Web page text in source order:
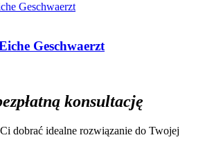
Geschwaerzt
konsultację
dobrać idealne rozwiązanie do Twojej